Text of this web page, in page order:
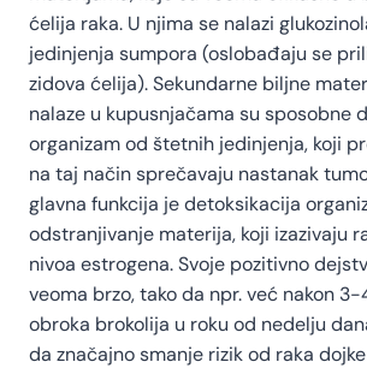
ćelija raka. U njima se nalazi
jedinjenja sumpora (oslobađaju se
zidova ćelija). Sekundarne biljne
nalaze u kupusnjačama su sposobne
organizam od štetnih jedinjenja, koji
na taj način sprečavaju nastanak
glavna funkcija je detoksikacija
odstranjivanje materija, koji izazivaju
nivoa estrogena. Svoje pozitivno
veoma brzo, tako da npr. već nakon
obroka brokolija u roku od nedelju
da značajno smanje rizik od raka